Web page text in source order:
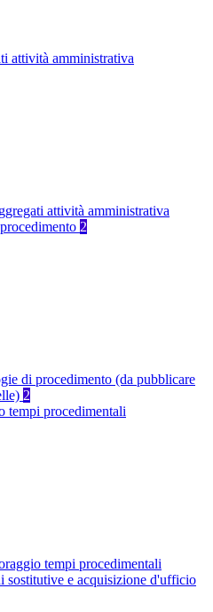
attività amministrativa
attività amministrativa
2
di procedimento (da pubblicare
2
tempi procedimentali
tempi procedimentali
sostitutive e acquisizione d'ufficio